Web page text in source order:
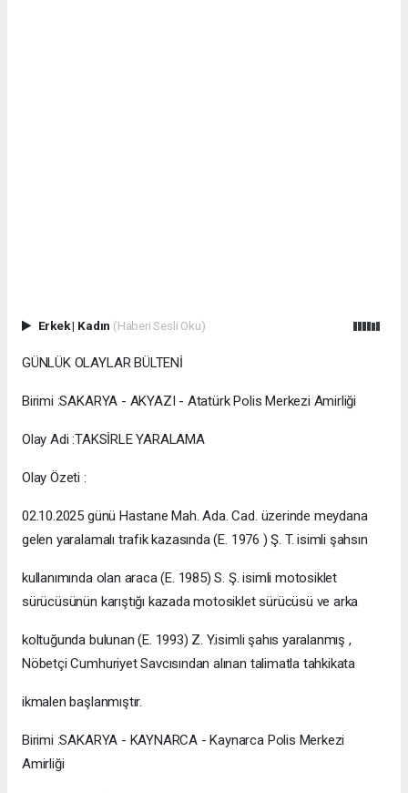
Erkek| Kadın (Haberi Sesli Oku)
GÜNLÜK OLAYLAR BÜLTENİ
Birimi :SAKARYA - AKYAZI - Atatürk Polis Merkezi Amirliği
Olay Adi :TAKSİRLE YARALAMA
Olay Özeti :
02.10.2025 günü Hastane Mah. Ada. Cad. üzerinde meydana
gelen yaralamalı trafik kazasında (E. 1976 ) Ş. T. isimli şahsın
kullanımında olan araca (E. 1985) S. Ş. isimli motosiklet
sürücüsünün karıştığı kazada motosiklet sürücüsü ve arka
koltuğunda bulunan (E. 1993) Z. Y.isimli şahıs yaralanmış ,
Nöbetçi Cumhuriyet Savcısından alınan talimatla tahkikata
ikmalen başlanmıştır.
Birimi :SAKARYA - KAYNARCA - Kaynarca Polis Merkezi
Amirliği